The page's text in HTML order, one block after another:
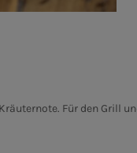
Für den Grill